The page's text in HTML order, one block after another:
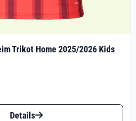
Trikot Home 2025/2026 Kids
Details